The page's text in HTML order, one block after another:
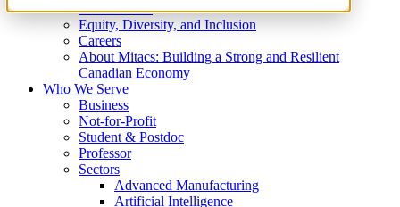
What We Do
Equity, Diversity, and Inclusion
Careers
About Mitacs: Building a Strong and Resilient
Canadian Economy
Who We Serve
Business
Not-for-Profit
Student & Postdoc
Professor
Sectors
Advanced Manufacturing
Artificial Intelligence